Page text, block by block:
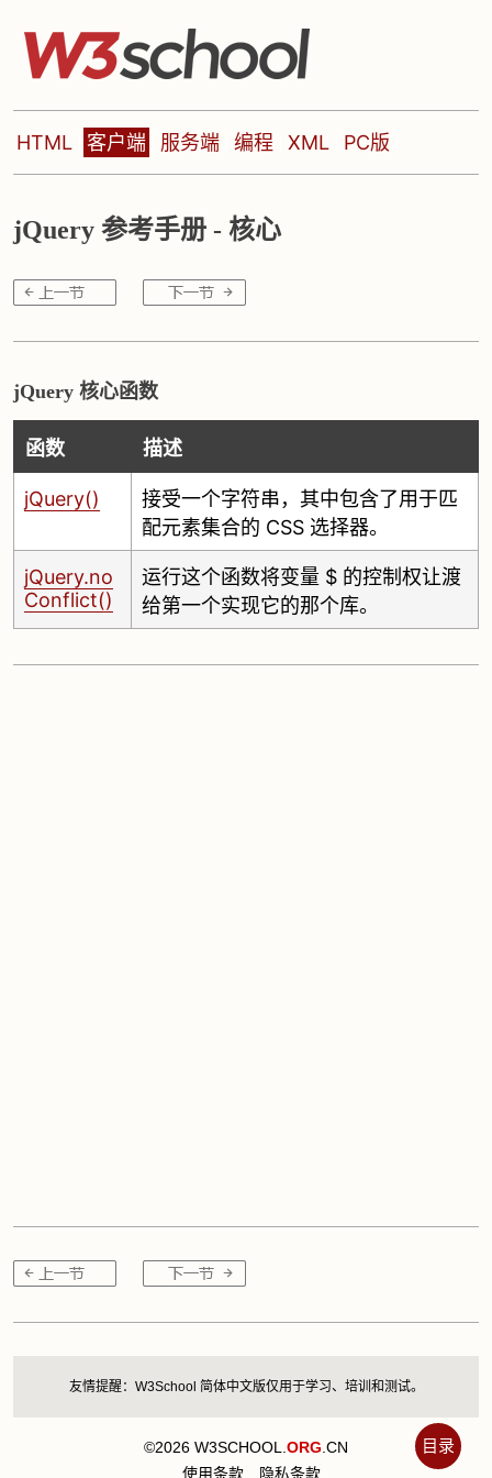
HTML 客户端 服务端 编程 XML PC版
jQuery 参考手册 - 核心
jQuery 核心函数
函数 描述
jQuery()
接受一个字符串，其中包含了用于匹
配元素集合的 CSS 选择器。
jQuery.no
Conflict()
运行这个函数将变量 $ 的控制权让渡
给第一个实现它的那个库。
目录
友情提醒：W3School 简体中文版仅用于学习、培训和测试。
©2026 W3SCHOOL. ORG .CN
使用条款
隐私条款